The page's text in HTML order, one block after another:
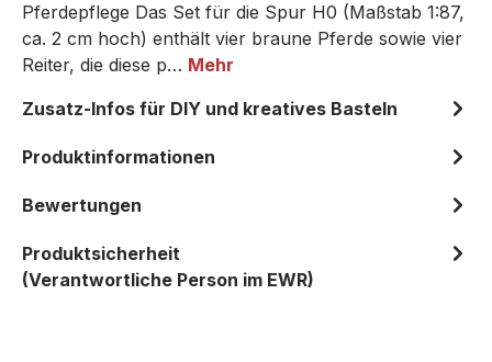
Pferdepflege Das Set für die Spur H0 (Maßstab 1:87,
ca. 2 cm hoch) enthält vier braune Pferde sowie vier
Reiter, die diese p… Mehr
Zusatz-Infos für DIY und kreatives Basteln
Produktinformationen
Bewertungen
Produktsicherheit
(Verantwortliche Person im EWR)